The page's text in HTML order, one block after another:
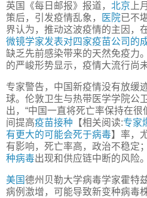
英国《每日邮报》报道， 北京上
策后，引发疫情乱象，
医院已不
界认为，推动这波疫情的主因，
微镜学家发表对四家疫苗公司的
缺乏先前感染带来的天然免疫力
的严峻形势显示，疫情大流行尚
专家警告，中国新疫情没有放缓
球。伦敦卫生与热带医学学院公
出，“中国一直将死亡率保持在
间提高疫苗接种 【相关阅读:专家
有更大的可能会死于病毒】率，
有影响，死亡率高，政治不稳定
种病毒出现和供应链中断的风险
美国德州贝勒大学病毒学家霍特
病例激增，可能导致新变种病毒